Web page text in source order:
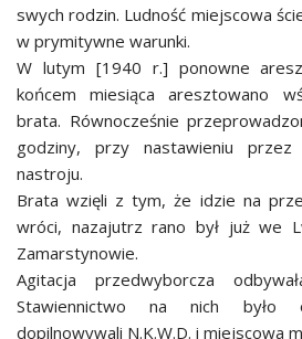
swych rodzin. Ludność miejscowa
w prymitywne warunki.
W lutym [1940 r.] ponowne
końcem miesiąca aresztowano
brata. Równocześnie
godziny, przy nastawieniu
nastroju.
Brata wzięli z tym, że idzie na
wróci, nazajutrz rano był już we
Zamarstynowie.
Agitacja przedwyborcza
Stawiennictwo na nich było
dopilnowywali N.K.W.D. i miejscowa